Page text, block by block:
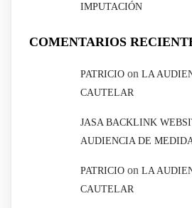
IMPUTACIÓN
COMENTARIOS
PATRICIO on LA
CAUTELAR
JASA BACKLINK
AUDIENCIA DE
PATRICIO on LA
CAUTELAR